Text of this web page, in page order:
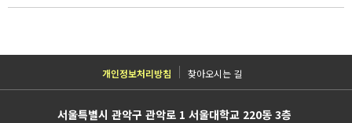
개인정보처리방침 찾아오시는 길
서울특별시 관악구 관악로 1 서울대학교 220동 3층